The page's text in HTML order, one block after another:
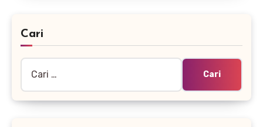
Cari
untuk: